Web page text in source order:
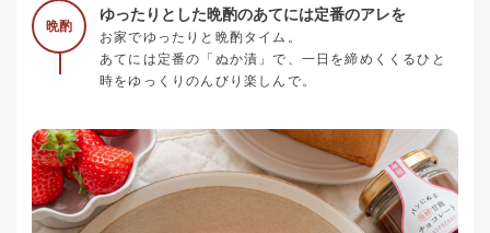
晩酌
ゆったりとした晩酌のあてには定番のアレを
お家でゆったりと晩酌タイム。
あてには定番の「ぬか漬」で、一日を締めくくるひと
時をゆっくりのんびり楽しんで。